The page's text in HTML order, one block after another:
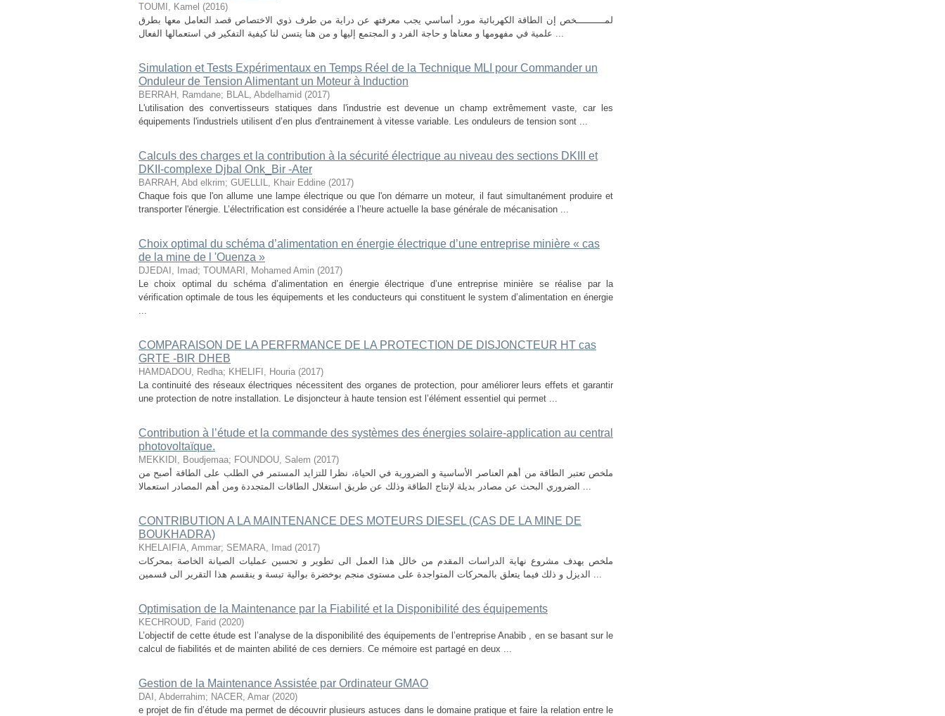
TOUMI, Kamel (2016)
لمــــــــــخص إن الطاقة الكھربائیة مورد أساسي یجب معرفتھ عن درایة من طرف ذوي الاختصاص قصد التعامل معھا بطرق
علمیة في مفھومھا و معناھا و حاجة الفرد و المجتمع إلیھا و من ھنا یتسن لنا كیفیة التفكیر في استعمالھا الفعال ...
Simulation et Tests Expérimentaux en Temps Réel de la Technique MLI pour Commander un
Onduleur de Tension Alimentant un Moteur à Induction
BERRAH, Ramdane; BLAL, Abdelhamid (2017)
L'utilisation des convertisseurs statiques dans l'industrie est devenue un champ extrêmement vaste, car les
équipements l'industriels utilisent d’en plus d'entrainement à vitesse variable. Les onduleurs de tension sont ...
Calculs des charges et la contribution à la sécurité électrique au niveau des sections DKIII et
DKII-complexe Djbal Onk_Bir -Ater
BARRAH, Abd elkrim; GUELLIL, Khair Eddine (2017)
Chaque fois que l'on allume une lampe électrique ou que l'on démarre un moteur, il faut simultanément produire et
transporter l'énergie. L’électrification est considérée a l’heure actuelle la base générale de mécanisation ...
Choix optimal du schéma d’alimentation en énergie électrique d’une entreprise minière « cas
de la mine de l 'Ouenza »
DJEDAI, Imad; TOUMARI, Mohamed Amin (2017)
Le choix optimal du schéma d’alimentation en énergie électrique d’une entreprise minière se réalise par la
vérification optimale de tous les équipements et les conducteurs qui constituent le system d’alimentation en énergie
...
COMPARAISON DE LA PERFRMANCE DE LA PROTECTION DE DISJONCTEUR HT cas
GRTE -BIR DHEB
HAMDADOU, Redha; KHELIFI, Houria (2017)
La continuité des réseaux électriques nécessitent des organes de protection, pour améliorer leurs effets et garantir
une protection de notre installation. Le disjoncteur à haute tension est l’élément essentiel qui permet ...
Contribution à l’étude et la commande des systèmes des énergies solaire-application au central
photovoltaïque.
MEKKIDI, Boudjemaa; FOUNDOU, Salem (2017)
ملخص تعتبر الطاقة من أهم العناصر الأساسية و الضرورية في الحياة، نظرا للتزايد المستمر في الطلب على الطاقة أصبح من
الضروري البحث عن مصادر بديلة لإنتاج الطاقة وذلك عن طريق استغلال الطاقات المتجددة ومن أهم المصادر استعمالا ...
CONTRIBUTION A LA MAINTENANCE DES MOTEURS DIESEL (CAS DE LA MINE DE
BOUKHADRA)
KHELAIFIA, Ammar; SEMARA, Imad (2017)
ملخص يهدف مشروع نهاية الدراسات المقدم من خالل هذا العمل الى تطوير و تحسين عمليات الصيانة الخاصة بمحركات
الديزل و ذلك فيما يتعلق بالمحركات المتواجدة على مستوى منجم بوخضرة بوالية تبسة و ينقسم هذا التقرير الى قسمين ...
Optimisation de la Maintenance par la Fiabilité et la Disponibilité des équipements
KECHROUD, Farid (2020)
L’objectif de cette étude est l’analyse de la disponibilité des équipements de l’entreprise Anabib , en se basant sur le
calcul de fiabilités et de mainten abilité de ces derniers. Ce mémoire est partagé en deux ...
Gestion de la Maintenance Assistée par Ordinateur GMAO
DAI, Abderrahim; NACER, Amar (2020)
e projet de fin d’étude ma permet de découvrir plusieurs astuces dans le domaine pratique et faire la relation entre le